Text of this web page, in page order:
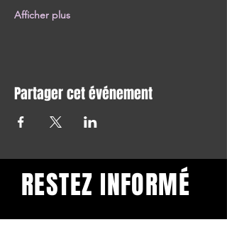
Afficher plus
Partager cet événement
Restez informé et abonnez-
RESTEZ INFORMÉ